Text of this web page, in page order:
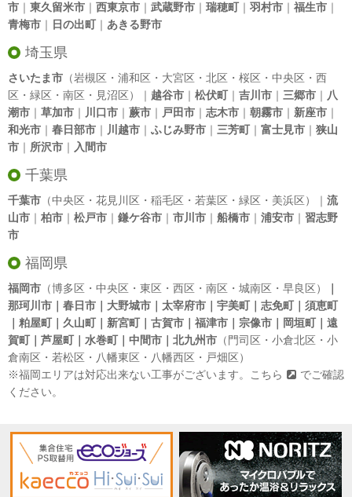
市 ｜ 東久留米市 ｜ 西東京市 ｜ 武蔵野市 ｜ 瑞穂町｜ 羽村市 ｜ 福生市 ｜
青梅市 ｜ 日の出町｜ あきる野市
埼玉県
さいたま市 （岩槻区・浦和区・大宮区・北区・桜区・中央区・西
区・緑区・南区・見沼区）｜ 越谷市 ｜ 松伏町｜ 吉川市 ｜ 三郷市 ｜ 八
潮市 ｜ 草加市 ｜ 川口市 ｜ 蕨市 ｜ 戸田市 ｜ 志木市 ｜ 朝霧市 ｜ 新座市 ｜
和光市 ｜ 春日部市 ｜ 川越市 ｜ ふじみ野市 ｜ 三芳町｜ 富士見市 ｜ 狭山
市 ｜ 所沢市 ｜ 入間市
千葉県
千葉市 （中央区・花見川区・稲毛区・若葉区・緑区・美浜区）｜ 流
山市 ｜ 柏市 ｜ 松戸市 ｜ 鎌ケ谷市 ｜ 市川市 ｜ 船橋市 ｜ 浦安市 ｜ 習志野
市
福岡県
福岡市 （博多区・中央区・東区・西区・南区・城南区・早良区）
那珂川市｜春日市｜大野城市｜太宰府市｜宇美町｜志免町｜須恵町
｜粕屋町｜久山町｜新宮町｜古賀市｜福津市｜宗像市｜岡垣町｜遠
賀町｜芦屋町｜水巻町｜中間市｜北九州市 （門司区・小倉北区・小
倉南区・若松区・八幡東区・八幡西区・戸畑区）
※福岡エリアは対応出来ない工事がございます。
こちら
でご確認
ください。